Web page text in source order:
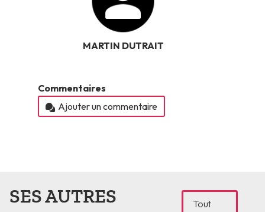
MARTIN DUTRAIT
Commentaires
Ajouter un commentaire
SES AUTRES
Tout